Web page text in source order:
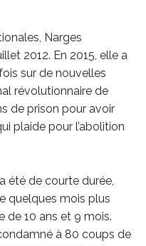
Narges
2012. En 2015, elle a
sur de nouvelles
révolutionnaire de
de prison pour avoir
plaide pour l’abolition
été de courte durée,
quelques mois plus
de 10 ans et 9 mois.
à 80 coups de